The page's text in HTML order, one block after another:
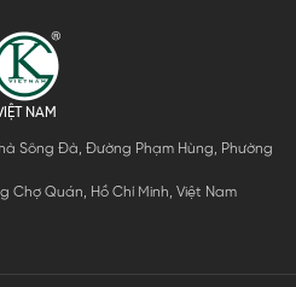
NAM
Sông Đà, Đường Phạm Hùng, Phường
Chợ Quán, Hồ Chí Minh, Việt Nam